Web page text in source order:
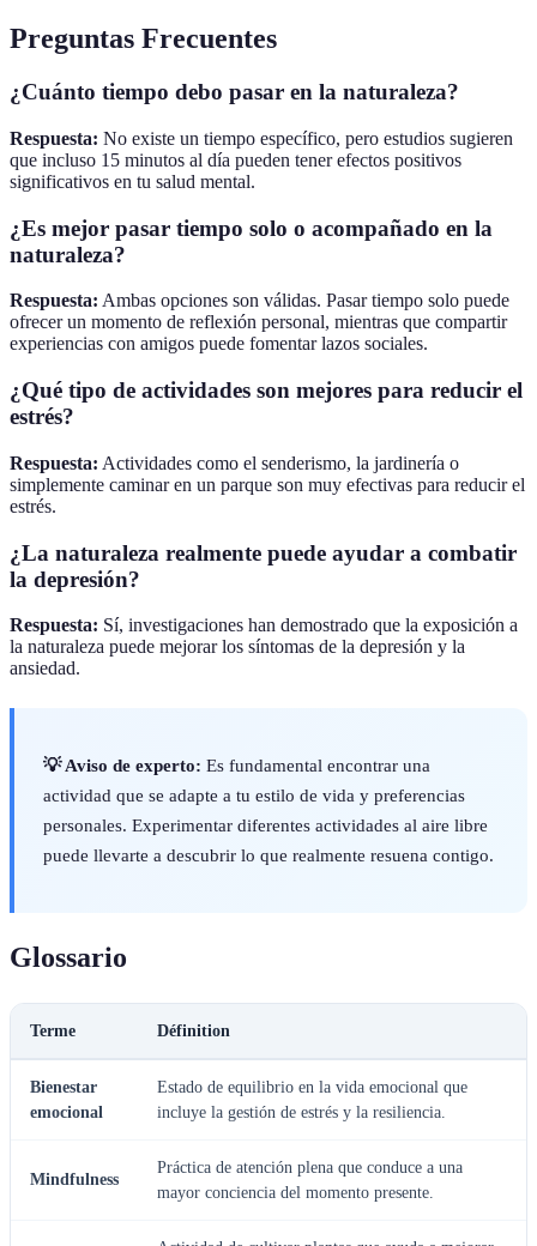
Preguntas Frecuentes
¿Cuánto tiempo debo pasar en la naturaleza?
Respuesta: No existe un tiempo específico, pero estudios sugieren
que incluso 15 minutos al día pueden tener efectos positivos
significativos en tu salud mental.
¿Es mejor pasar tiempo solo o acompañado en la
naturaleza?
Respuesta: Ambas opciones son válidas. Pasar tiempo solo puede
ofrecer un momento de reflexión personal, mientras que compartir
experiencias con amigos puede fomentar lazos sociales.
¿Qué tipo de actividades son mejores para reducir el
estrés?
Respuesta: Actividades como el senderismo, la jardinería o
simplemente caminar en un parque son muy efectivas para reducir el
estrés.
¿La naturaleza realmente puede ayudar a combatir
la depresión?
Respuesta: Sí, investigaciones han demostrado que la exposición a
la naturaleza puede mejorar los síntomas de la depresión y la
ansiedad.
💡 Aviso de experto: Es fundamental encontrar una
actividad que se adapte a tu estilo de vida y preferencias
personales. Experimentar diferentes actividades al aire libre
puede llevarte a descubrir lo que realmente resuena contigo.
Glossario
Terme Définition
Bienestar
emocional
Estado de equilibrio en la vida emocional que
incluye la gestión de estrés y la resiliencia.
Mindfulness
Práctica de atención plena que conduce a una
mayor conciencia del momento presente.